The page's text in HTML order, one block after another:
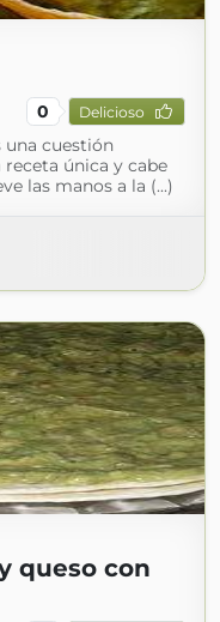
0 Delicioso
una cuestión
única y cabe
las manos a la (...)
queso con